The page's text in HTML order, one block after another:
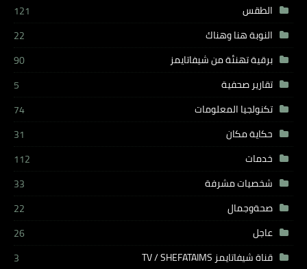
الطقس
121
النوبة هنا وهناك
22
برقية تهنئة من شيفاتايمز
90
تقارير صحفية
5
تكنولجيا المعلومات
74
حكاية مكان
31
خدمات
112
شخصيات مشرفة
33
صحةوجمال
22
عاجل
26
قناة شيفاتايمز TV / SHEFATAIMS
3